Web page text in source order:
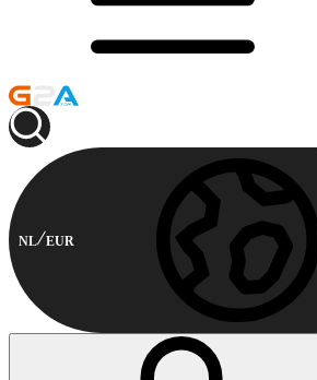
NL EUR